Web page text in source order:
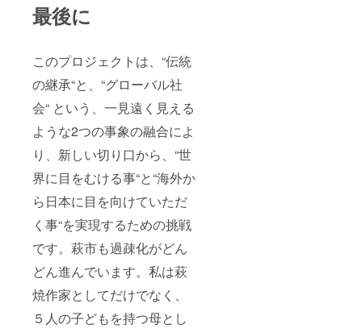
最後に
このプロジェクトは、“伝統
の継承“と、“グローバル社
会“ という、一見遠く見える
ような2つの事象の融合によ
り、新しい切り口から、“世
界に目をむける事“と“海外か
ら日本に目を向けていただ
く事“を実現するための挑戦
です。萩市も過疎化がどん
どん進んでいます。私は萩
焼作家としてだけでなく、
５人の子どもを持つ母とし